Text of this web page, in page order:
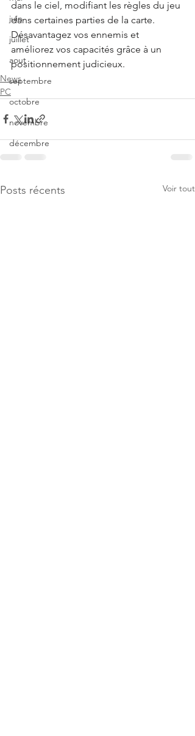
juin
juillet
aout
septembre
octobre
novembre
décembre
dans le ciel, modifiant les règles du jeu
dans certaines parties de la carte.
Désavantagez vos ennemis et
améliorez vos capacités grâce à un
positionnement judicieux.
News
PC
Posts récents Voir tout